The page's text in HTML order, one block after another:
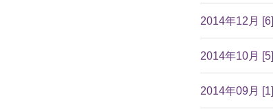
2014年12月 [6]
2014年10月 [5]
2014年09月 [1]